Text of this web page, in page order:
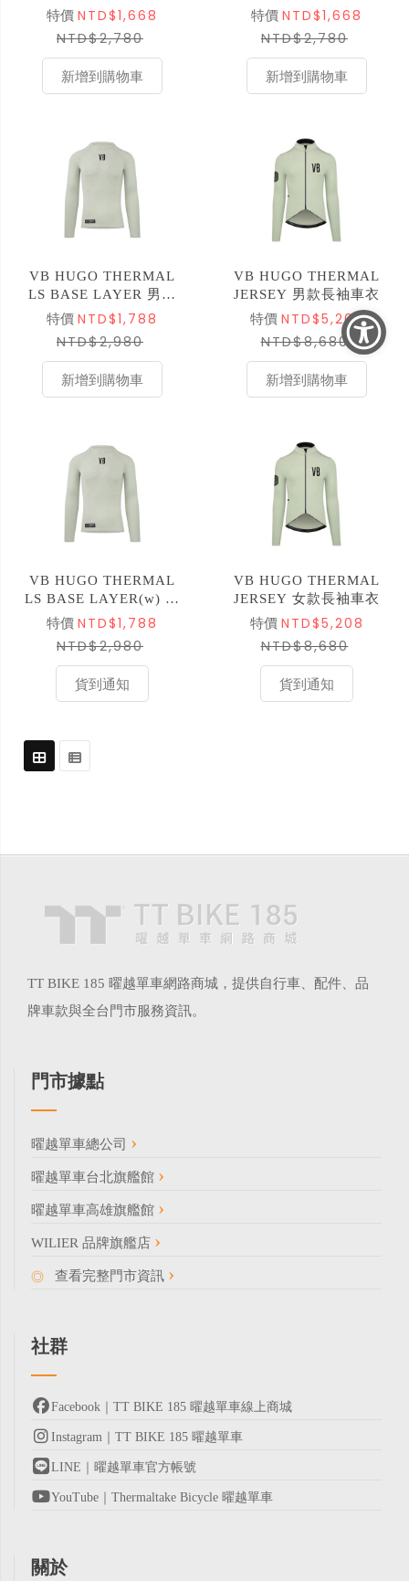
短袖底衫 銀綠色
特價 NTD$1,668
NTD$2,780
新增到購物車
短袖底衫 銀綠色
特價 NTD$1,668
NTD$2,780
新增到購物車
VB HUGO THERMAL
LS BASE LAYER 男款
長袖底衫 銀綠色
特價 NTD$1,788
NTD$2,980
新增到購物車
VB HUGO THERMAL
JERSEY 男款長袖車衣
特價 NTD$5,208
NTD$8,680
新增到購物車
VB HUGO THERMAL
LS BASE LAYER(w) 女
款長袖底衫 銀綠色
特價 NTD$1,788
NTD$2,980
貨到通知
VB HUGO THERMAL
JERSEY 女款長袖車衣
特價 NTD$5,208
NTD$8,680
貨到通知
TT BIKE 185 曜越單車網路商城，提供自行車、配件、品
牌車款與全台門市服務資訊。
門市據點
曜越單車總公司
曜越單車台北旗艦館
曜越單車高雄旗艦館
WILIER 品牌旗艦店
查看完整門市資訊
社群
Facebook｜TT BIKE 185 曜越單車線上商城
Instagram｜TT BIKE 185 曜越單車
LINE｜曜越單車官方帳號
YouTube｜Thermaltake Bicycle 曜越單車
關於